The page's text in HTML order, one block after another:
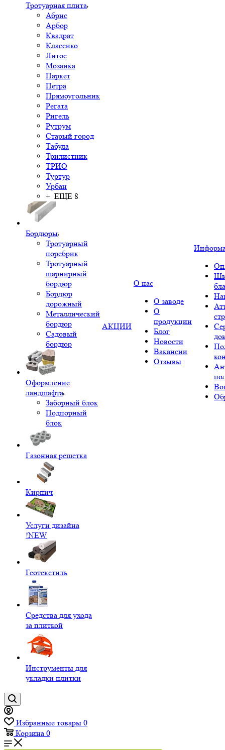
Тротуарная плита
Абрис
Арбор
Квадрат
Классико
Литос
Мозаика
Паркет
Петра
Прямоугольник
Регата
Ригель
Рутрум
Старый город
Табула
Трилистник
ТРИО
Туртур
Урбан
+ ЕЩЕ 8
Бордюры
Тротуарный
поребрик
Тротуарный
шарнирный
бордюр
Бордюр
дорожный
Металлический
бордюр
Садовый
бордюр
Оформление
ландшафта
Заборный блок
Подпорный
блок
Газонная решетка
Кирпич
Услуги дизайна
!NEW
Геотекстиль
Средства для ухода
за плиткой
Инструменты для
укладки плитки
АКЦИИ
О нас
О заводе
О
продукции
Блог
Новости
Вакансии
Отзывы
Избранные товары 0
Корзина 0